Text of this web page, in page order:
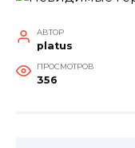
АВТОР
platus
ПРОСМОТРОВ
356